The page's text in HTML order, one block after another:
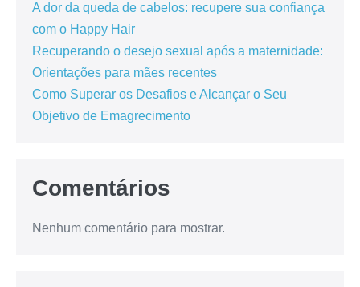
A dor da queda de cabelos: recupere sua confiança
com o Happy Hair
Recuperando o desejo sexual após a maternidade:
Orientações para mães recentes
Como Superar os Desafios e Alcançar o Seu
Objetivo de Emagrecimento
Comentários
Nenhum comentário para mostrar.